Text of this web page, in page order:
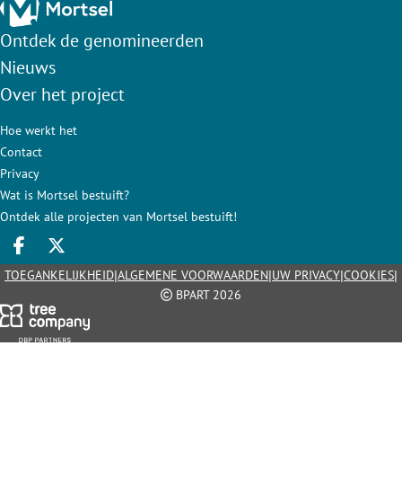
Ontdek de genomineerden
Nieuws
Over het project
Hoe werkt het
Contact
Privacy
Wat is Mortsel bestuift?
Ontdek alle projecten van Mortsel bestuift!
Deel op facebook
Deel op X
TOEGANKELIJKHEID|ALGEMENE VOORWAARDEN|UW PRIVACY|COOKIES|
BPART 2026